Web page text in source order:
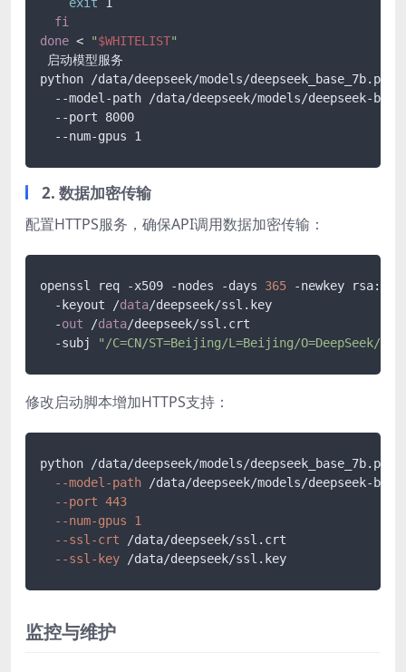
fi
done < "$WHITELIST"
启动模型服务
python /data/deepseek/models/deepseek_base_7b.py
--model-path /data/deepseek/models/deepseek-
  --port 8000
2. 数据加密传输
配置HTTPS服务，确保API调用数据加密传输：
openssl req -x509 -nodes -days 365 -newkey rsa:
  -keyout /
data/deepseek/ssl.key
  -
out /data/deepseek/ssl.crt
  -subj
"/C=CN/ST=Beijing/L=Beijing/O=DeepSeek/
修改启动脚本增加HTTPS支持：
python /data/deepseek/models/deepseek_base_7b.py
--model-path /data/deepseek/models/deepseek-
--port 443
--num-gpus
1
--ssl-crt /data/deepseek/ssl .crt
--ssl-key /data/deepseek/ssl .key
监控与维护